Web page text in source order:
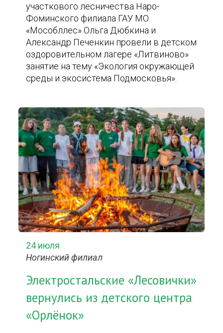
участкового лесничества Наро-
Фоминского филиала ГАУ МО
«Мособллес» Ольга Дюбкина и
Александр Печенкин провели в детском
оздоровительном лагере «Литвиново»
занятие на тему «Экология окружающей
среды и экосистема Подмосковья».
24 июля
Ногинский филиал
Электростальские «Лесовички»
вернулись из детского центра
«Орлёнок»